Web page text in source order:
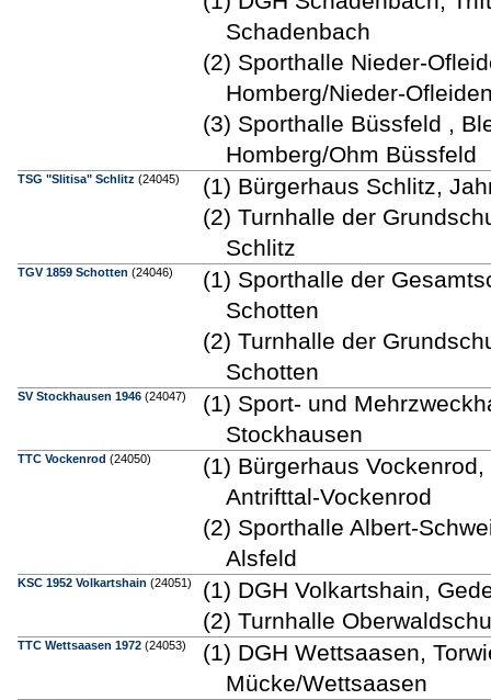
Schadenbach
(2) Sporthalle Nieder-
Homberg/Nieder-
(3) Sporthalle Büssfeld ,
Homberg/Ohm Büssfeld
TSG "Slitisa" Schlitz (24045)
(1) Bürgerhaus Schlitz,
(2) Turnhalle der
Schlitz
TGV 1859 Schotten (24046)
(1) Sporthalle der
Schotten
(2) Turnhalle der
Schotten
SV Stockhausen 1946 (24047)
(1) Sport- und
Stockhausen
TTC Vockenrod (24050)
(1) Bürgerhaus
Antrifttal-Vockenrod
(2) Sporthalle Albert-
Alsfeld
KSC 1952 Volkartshain (24051)
(1) DGH Volkartshain,
(2) Turnhalle
TTC Wettsaasen 1972 (24053)
(1) DGH Wettsaasen,
Mücke/Wettsaasen